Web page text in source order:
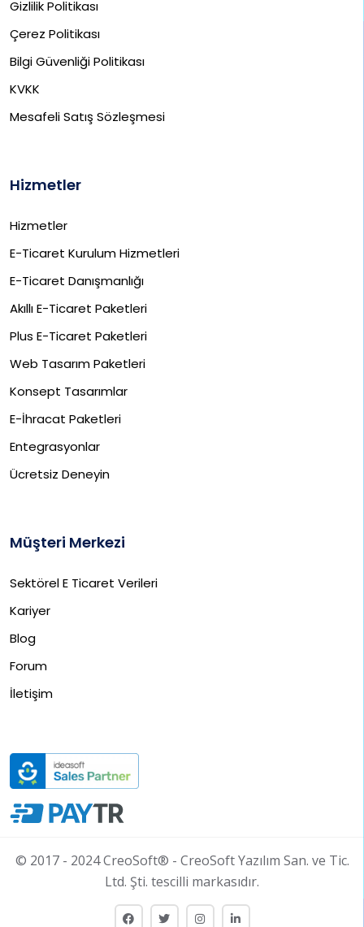
Gizlilik Politikası
Çerez Politikası
Bilgi Güvenliği Politikası
KVKK
Mesafeli Satış Sözleşmesi
Hizmetler
Hizmetler
E-Ticaret Kurulum Hizmetleri
E-Ticaret Danışmanlığı
Akıllı E-Ticaret Paketleri
Plus E-Ticaret Paketleri
Web Tasarım Paketleri
Konsept Tasarımlar
E-İhracat Paketleri​
Entegrasyonlar
Ücretsiz Deneyin
Müşteri Merkezi
Sektörel E Ticaret Verileri
Kariyer
Blog
Forum
İletişim
© 2017 - 2024 CreoSoft® - CreoSoft Yazılım San. ve Tic.
Ltd. Şti. tescilli markasıdır.